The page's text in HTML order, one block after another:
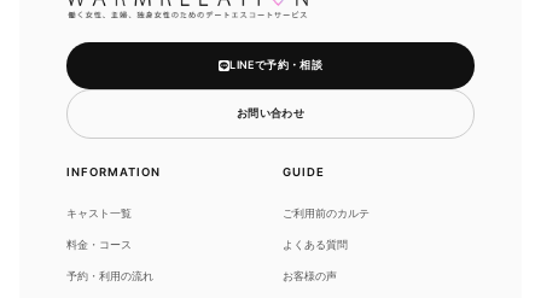
LINEで予約・相談
お問い合わせ
INFORMATION
キャスト一覧
料金・コース
予約・利用の流れ
GUIDE
ご利用前のカルテ
よくある質問
お客様の声